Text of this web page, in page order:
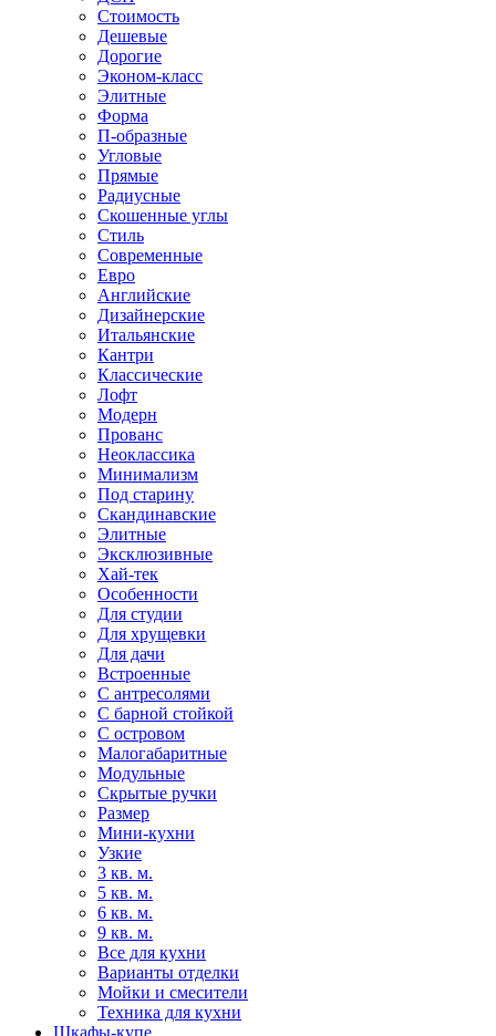
Стоимость
Дешевые
Дорогие
Эконом-класс
Элитные
Форма
П-образные
Угловые
Прямые
Радиусные
Скошенные углы
Стиль
Современные
Евро
Английские
Дизайнерские
Итальянские
Кантри
Классические
Лофт
Модерн
Прованс
Неоклассика
Минимализм
Под старину
Скандинавские
Элитные
Эксклюзивные
Хай-тек
Особенности
Для студии
Для хрущевки
Для дачи
Встроенные
С антресолями
С барной стойкой
С островом
Малогабаритные
Модульные
Скрытые ручки
Размер
Мини-кухни
Узкие
3 кв. м.
5 кв. м.
6 кв. м.
9 кв. м.
Все для кухни
Варианты отделки
Мойки и смесители
Техника для кухни
Шкафы-купе